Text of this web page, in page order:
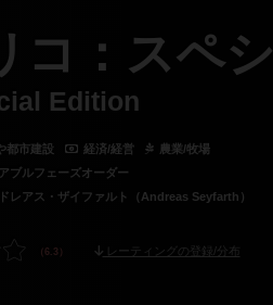
コ：スペ
Edition
都市建設 経済/経営
農業/牧場
ブルフェーズオーダー
レアス・ザイファルト（Andreas Seyfarth）
レーティングの登録/分布